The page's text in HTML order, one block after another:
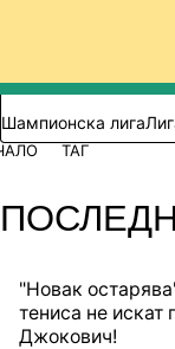
Към
Шампионска лига
ТАГ
"Новак
тениса не искат
Джокович!